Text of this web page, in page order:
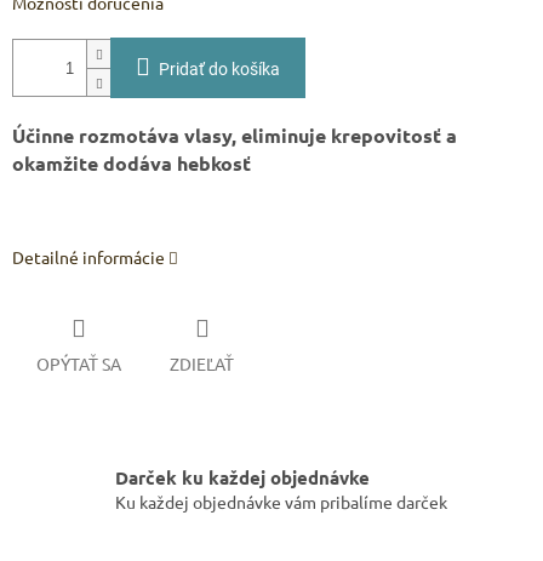
Pridať do košíka
Účinne rozmotáva vlasy, eliminuje krepovitosť a
okamžite dodáva hebkosť
Detailné informácie
OPÝTAŤ SA ZDIEĽAŤ
Darček ku každej objednávke
Ku každej objednávke vám pribalíme darček